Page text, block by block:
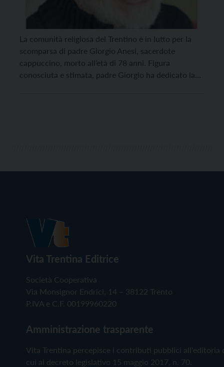
La comunità religiosa del Trentino è in lutto per la
scomparsa di padre Giorgio Anesi, sacerdote
cappuccino, morto all’età di 78 anni. Figura
conosciuta e stimata, padre Giorgio ha dedicato la
Vita Trentina Editrice
Società Cooperativa
Via Monsignor Endrici, 14 – 38122 Trento
P.IVA e C.F. 00199960220
Amministrazione trasparente
Vita Trentina percepisce i contributi pubblici all'editoria
cui al decreto legislativo 15 maggio 2017, n. 70.